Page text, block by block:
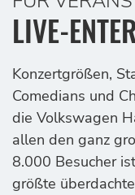
LIVE-
Konzertgrößen,
Comedians und
die Volkswagen
allen den ganz
8.000 Besucher
größte